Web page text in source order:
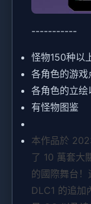
-----------
怪物150种以
各角色的游戏
各角色的立绘
有怪物图鉴
本作品於
了 10 萬套大
的國際舞台
DLC1 的追加